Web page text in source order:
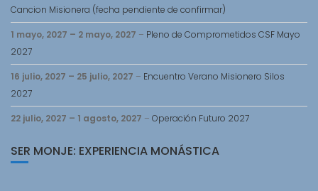
Cancion Misionera (fecha pendiente de confirmar)
1 mayo, 2027 – 2 mayo, 2027 – Pleno de Comprometidos CSF Mayo
2027
16 julio, 2027 – 25 julio, 2027 – Encuentro Verano Misionero Silos
2027
22 julio, 2027 – 1 agosto, 2027 – Operación Futuro 2027
SER MONJE: EXPERIENCIA MONÁSTICA